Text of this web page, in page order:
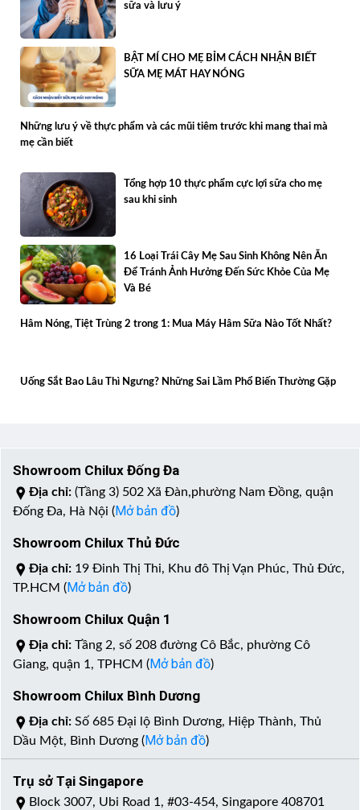
sữa và lưu ý
BẬT MÍ CHO MẸ BỈM CÁCH NHẬN BIẾT
SỮA MẸ MÁT HAY NÓNG
Những lưu ý về thực phẩm và các mũi tiêm trước khi mang thai mà
mẹ cần biết
Tổng hợp 10 thực phẩm cực lợi sữa cho mẹ
sau khi sinh
16 Loại Trái Cây Mẹ Sau Sinh Không Nên Ăn
Để Tránh Ảnh Hưởng Đến Sức Khỏe Của Mẹ
Và Bé
Hâm Nóng, Tiệt Trùng 2 trong 1: Mua Máy Hâm Sữa Nào Tốt Nhất?
Uống Sắt Bao Lâu Thì Ngưng? Những Sai Lầm Phổ Biến Thường Gặp
Showroom Chilux Đống Đa
Địa chỉ: (Tầng 3) 502 Xã Đàn,phường Nam Đồng, quận
Đống Đa, Hà Nội (Mở bản đồ)
Showroom Chilux Thủ Đức
Địa chỉ: 19 Đinh Thị Thi, Khu đô Thị Vạn Phúc, Thủ Đức,
TP.HCM (Mở bản đồ)
Showroom Chilux Quận 1
Địa chỉ: Tầng 2, số 208 đường Cô Bắc, phường Cô
Giang, quận 1, TPHCM (Mở bản đồ)
Showroom Chilux Bình Dương
Địa chỉ: Số 685 Đại lộ Bình Dương, Hiệp Thành, Thủ
Dầu Một, Bình Dương (Mở bản đồ)
Trụ sở Tại Singapore
Block 3007, Ubi Road 1, #03-454, Singapore 408701